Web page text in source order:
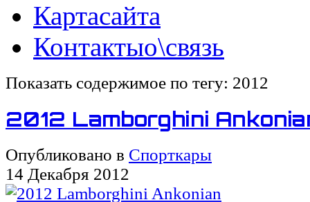
Картасайта
Контактыо\связь
Показать содержимое по тегу: 2012
2012 Lamborghini
Опубликовано в Спорткары
14 Декабря 2012